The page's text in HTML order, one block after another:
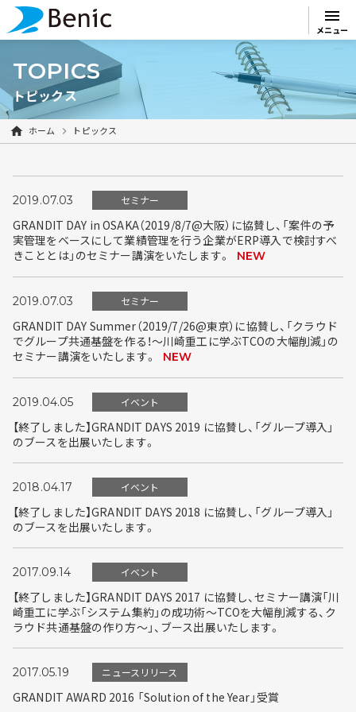
menu
メニュー
TOPICS
トピックス
ホーム トピックス
2019.07.03 セミナー
GRANDIT DAY in OSAKA（2019/8/7@大阪）に協賛し、「案件の予
実管理をベースにして業績管理を行う企業がERP導入で検討すべ
きこととは」のセミナー講演をいたします。
NEW
2019.07.03 セミナー
GRANDIT DAY Summer（2019/7/26@東京）に協賛し、「クラウド
でグループ共通基盤を作る！～川崎重工に学ぶTCOの大幅削減」の
セミナー講演をいたします。
NEW
2019.04.05 イベント
【終了しました】GRANDIT DAYS 2019 に協賛し、「グループ導入」
のブースを出展いたします。
2018.04.17 イベント
【終了しました】GRANDIT DAYS 2018 に協賛し、「グループ導入」
のブースを出展いたします。
2017.09.14 イベント
【終了しました】GRANDIT DAYS 2017 に協賛し、セミナー講演「川
崎重工に学ぶ「システム集約」の成功術～TCOを大幅削減する、ク
ラウド共通基盤の作り方～」、ブース出展いたします。
2017.05.19 ニュースリリース
GRANDIT AWARD 2016 「Solution of the Year」受賞